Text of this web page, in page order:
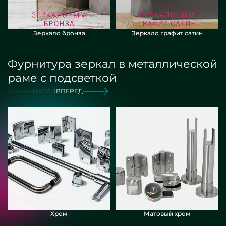
Зеркало бронза Зеркало графит сатин
Фурнитура зеркал в металлической
раме с подсветкой
НАЗАДВПЕРЕД
Хром Матовый хром